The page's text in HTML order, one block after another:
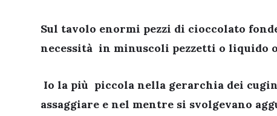
Sul tavolo enormi pezzi di cioccolato
necessità in minuscoli pezzetti o liquido
Io la più piccola nella gerarchia dei
assaggiare e nel mentre si svolgevano